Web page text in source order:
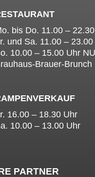
bis Do. 11.00 –
und Sa. 11.00 –
10.00 – 15.00 Uhr
Brauer-Brunch
16.00 – 18.30 Uhr
10.00 – 13.00 Uhr
PARTNER